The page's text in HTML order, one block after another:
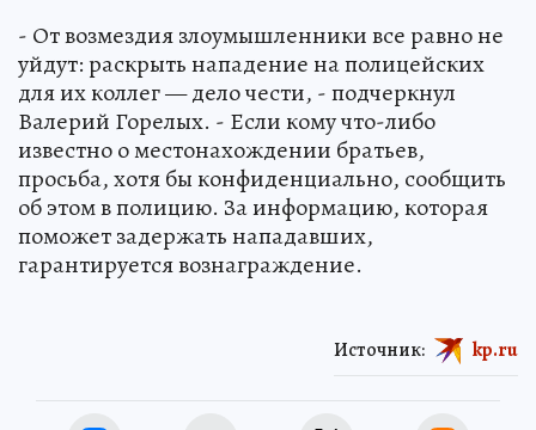
- От возмездия злоумышленники все равно не
уйдут: раскрыть нападение на полицейских
для их коллег — дело чести, - подчеркнул
Валерий Горелых. - Если кому что-либо
известно о местонахождении братьев,
просьба, хотя бы конфиденциально, сообщить
об этом в полицию. За информацию, которая
поможет задержать нападавших,
гарантируется вознаграждение.
Источник: kp.ru